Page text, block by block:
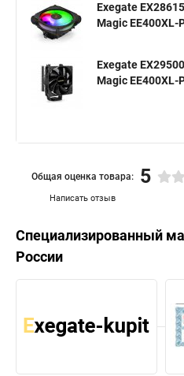
Exegate
Magic EE400XL-
Exegate
Magic EE400XL-
Написать отзыв
Общая оценка товара: 5
Специализированный
России